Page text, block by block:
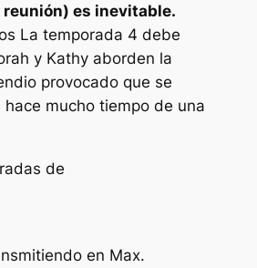
es inevitable.
La temporada 4 debe
y Kathy aborden la
provocado que se
mucho tiempo de una
de
en Max.